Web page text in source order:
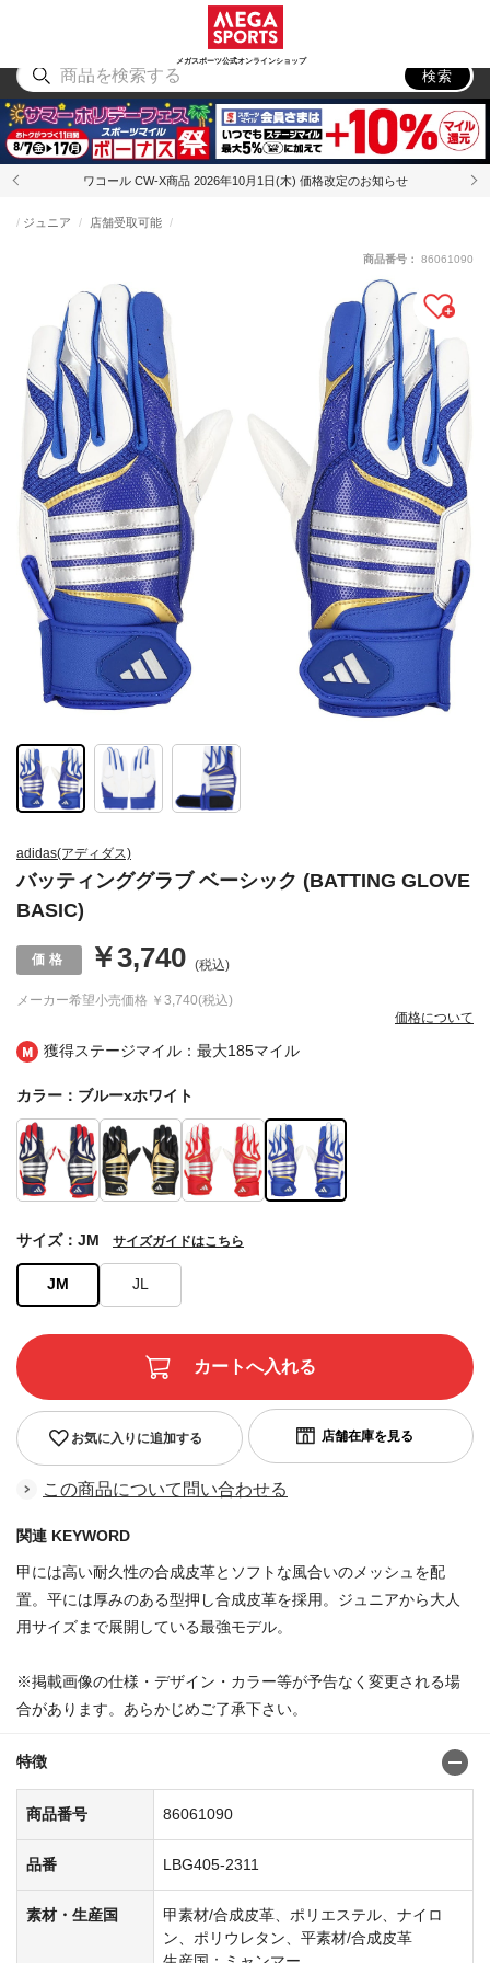
メガスポーツ公式オンラインショップ
アウトドア
検索
ワコール CW-X商品 2026年10月1日(木) 価格改定のお知らせ
獲得ステージマイル：最大185マイル
adidas(アディダス)
バッティンググラブ ベーシック (BATTING GLOVE
BASIC)
ジュニア 店舗受取可能
メーカー希望小売価格 ￥3,740(税込)
￥3,740 (税込)
価格について
商品番号： 86061090
カラー：ブルーxホワイト
JM JL
サイズ：JM サイズガイドはこちら
お気に入りに追加する
この商品について問い合わせる
関連 KEYWORD
甲には高い耐久性の合成皮革とソフトな風合いのメッシュを配
置。平には厚みのある型押し合成皮革を採用。ジュニアから大人
用サイズまで展開している最強モデル。
※掲載画像の仕様・デザイン・カラー等が予告なく変更される場
合があります。あらかじめご了承下さい。
特徴
商品番号 86061090
品番 LBG405-2311
素材・生産国
甲素材/合成皮革、ポリエステル、ナイロ
ン、ポリウレタン、平素材/合成皮革